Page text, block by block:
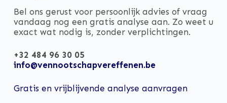
Bel ons gerust voor persoonlijk advies of vraag
vandaag nog een gratis analyse aan. Zo weet u
exact wat nodig is, zonder verplichtingen.
+32 484 96 30 05
info@vennootschapvereffenen.be
Gratis en vrijblijvende analyse aanvragen